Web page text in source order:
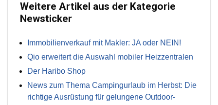
Weitere Artikel aus der Kategorie
Newsticker
Immobilienverkauf mit Makler: JA oder NEIN!
Qio erweitert die Auswahl mobiler Heizzentralen
Der Haribo Shop
News zum Thema Campingurlaub im Herbst: Die
richtige Ausrüstung für gelungene Outdoor-